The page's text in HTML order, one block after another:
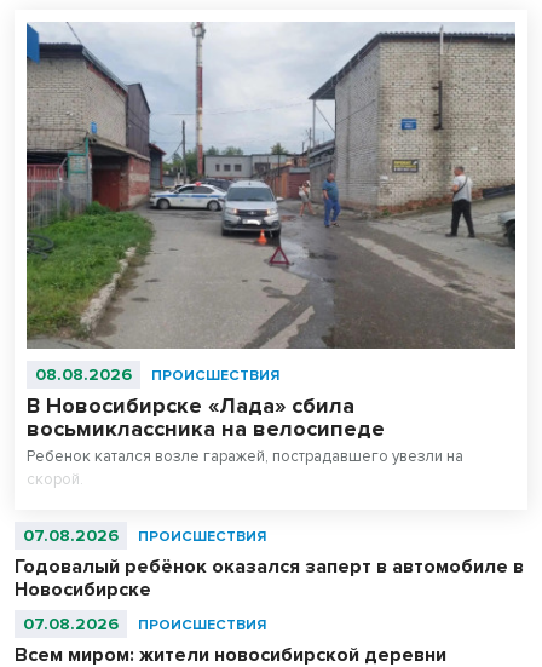
08.08.2026 ПРОИСШЕСТВИЯ
В Новосибирске «Лада» сбила
восьмиклассника на велосипеде
Ребенок катался возле гаражей, пострадавшего увезли на
скорой.
07.08.2026 ПРОИСШЕСТВИЯ
Годовалый ребёнок оказался заперт в автомобиле в
Новосибирске
07.08.2026 ПРОИСШЕСТВИЯ
Всем миром: жители новосибирской деревни